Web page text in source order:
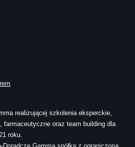
realizującej szkolenia eksperckie,
farmaceutyczne oraz team building dla
roku.